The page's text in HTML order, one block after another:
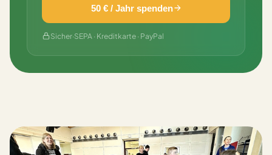
50 € / Jahr spenden
Sicher·SEPA · Kreditkarte · PayPal